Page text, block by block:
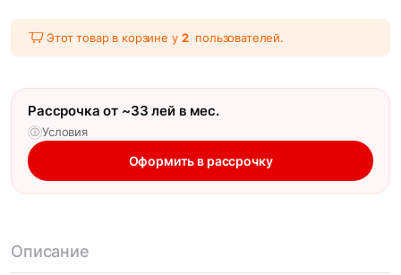
Этот товар в корзине у 2 пользователей.
Рассрочка от ~33 лей в мес.
ⓘ Условия
Оформить в рассрочку
Описание